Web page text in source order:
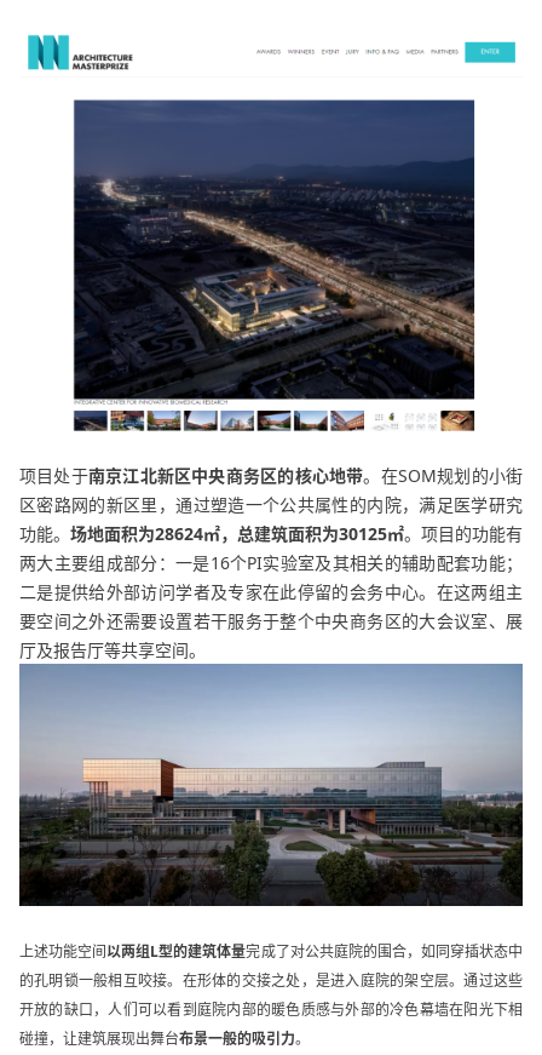
项目处于南京江北新区中央商务区的核心地带。在SOM规划的小街
区密路网的新区里，通过塑造一个公共属性的内院，满足医学研究
功能。 场地面积为28624㎡，总建筑面积为30125㎡。项目的功能有
两大主要组成部分：一是16个PI实验室及其相关的辅助配套功能；
二是提供给外部访问学者及专家在此停留的会务中心。在这两组主
要空间之外还需要设置若干服务于整个中央商务区的大会议室、展
厅及报告厅等共享空间。
上述功能空间以两组L型的建筑体量完成了对公共庭院的围合，如同穿插状态中
的孔明锁一般相互咬接。在形体的交接之处，是进入庭院的架空层。通过这些
开放的缺口，人们可以看到庭院内部的暖色质感与外部的冷色幕墙在阳光下相
碰撞，让建筑展现出舞台布景一般的吸引力。